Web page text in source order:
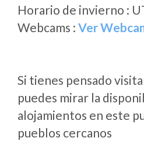
Horario de invierno :
Webcams : Ver
Si tienes pensado
puedes mirar la
alojamientos en este
pueblos cercanos